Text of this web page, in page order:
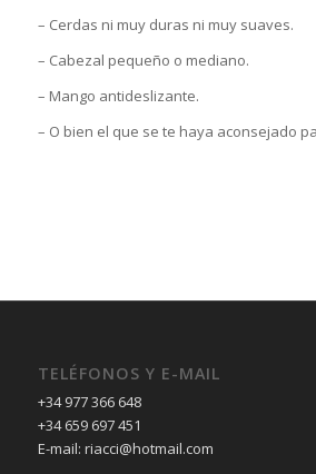
– Cerdas ni muy duras ni muy suaves.
– Cabezal pequeño o mediano.
– Mango antideslizante.
– O bien el que se te haya aconsejado
TELÉFONOS Y E-MAIL
+34 977 366 648
+34 659 697 451
E-mail: riacci@hotmail.com